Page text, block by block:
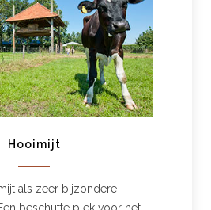
Hooimijt
als zeer bijzondere